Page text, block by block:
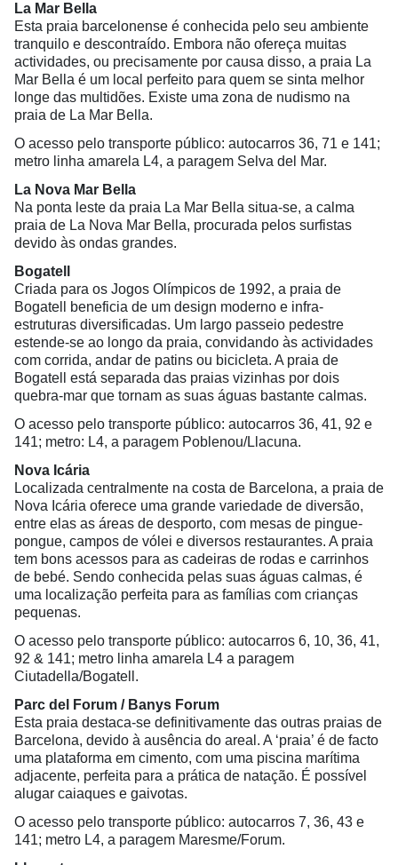
La Mar Bella
Esta praia barcelonense é conhecida pelo seu ambiente
tranquilo e descontraído. Embora não ofereça muitas
actividades, ou precisamente por causa disso, a praia La
Mar Bella é um local perfeito para quem se sinta melhor
longe das multidões. Existe uma zona de nudismo na
praia de La Mar Bella.
O acesso pelo transporte público: autocarros 36, 71 e 141;
metro linha amarela L4, a paragem Selva del Mar.
La Nova Mar Bella
Na ponta leste da praia La Mar Bella situa-se, a calma
praia de La Nova Mar Bella, procurada pelos surfistas
devido às ondas grandes.
Bogatell
Criada para os Jogos Olímpicos de 1992, a praia de
Bogatell beneficia de um design moderno e infra-
estruturas diversificadas. Um largo passeio pedestre
estende-se ao longo da praia, convidando às actividades
com corrida, andar de patins ou bicicleta. A praia de
Bogatell está separada das praias vizinhas por dois
quebra-mar que tornam as suas águas bastante calmas.
O acesso pelo transporte público: autocarros 36, 41, 92 e
141; metro: L4, a paragem Poblenou/Llacuna.
Nova Icária
Localizada centralmente na costa de Barcelona, a praia de
Nova Icária oferece uma grande variedade de diversão,
entre elas as áreas de desporto, com mesas de pingue-
pongue, campos de vólei e diversos restaurantes. A praia
tem bons acessos para as cadeiras de rodas e carrinhos
de bebé. Sendo conhecida pelas suas águas calmas, é
uma localização perfeita para as famílias com crianças
pequenas.
O acesso pelo transporte público: autocarros 6, 10, 36, 41,
92 & 141; metro linha amarela L4 a paragem
Ciutadella/Bogatell.
Parc del Forum / Banys Forum
Esta praia destaca-se definitivamente das outras praias de
Barcelona, devido à ausência do areal. A ‘praia’ é de facto
uma plataforma em cimento, com uma piscina marítima
adjacente, perfeita para a prática de natação. É possível
alugar caiaques e gaivotas.
O acesso pelo transporte público: autocarros 7, 36, 43 e
141; metro L4, a paragem Maresme/Forum.